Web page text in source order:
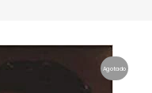
Agotado